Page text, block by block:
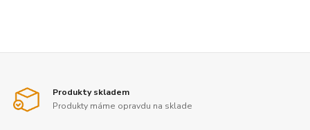
Produkty skladem
Produkty máme opravdu na sklade